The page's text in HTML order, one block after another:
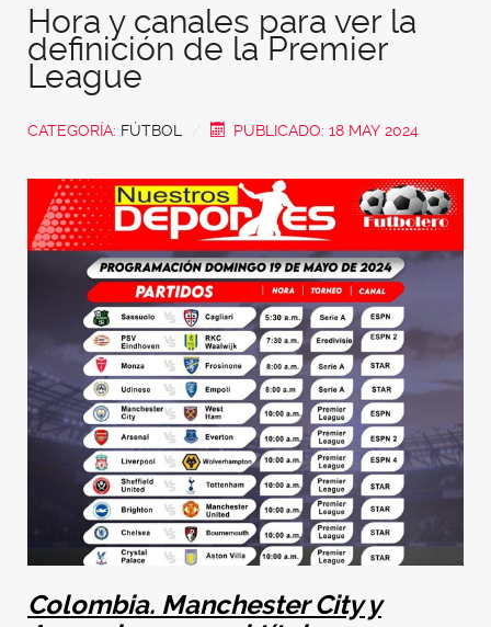
Hora y canales para ver la
definición de la Premier
League
CATEGORÍA: FÚTBOL PUBLICADO: 18 MAY 2024
Colombia. Manchester City y